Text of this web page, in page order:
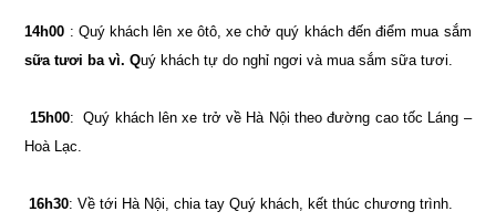
14h00 : Quý khách lên xe ôtô, xe chở quý khách đến điểm mua sắm
sữa tươi ba vì. Quý khách tự do nghỉ ngơi và mua sắm sữa tươi.
15h00: Quý khách lên xe trở về Hà Nội theo đường cao tốc Láng –
Hoà Lạc.
16h30: Về tới Hà Nội, chia tay Quý khách, kết thúc chương trình.